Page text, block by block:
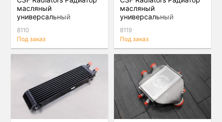
масляный
универсальный
8110
Под заказ
масляный
универсальный
8119
Под заказ